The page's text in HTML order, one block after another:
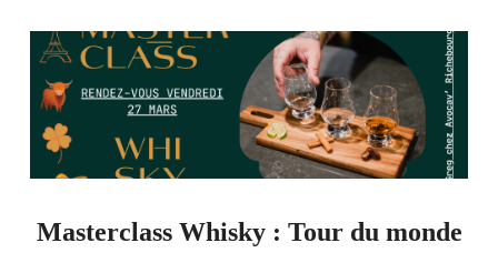
Masterclass Whisky : Tour du monde